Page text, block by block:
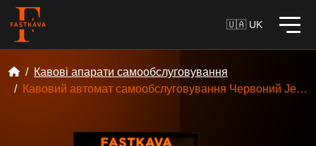
🇺🇦 UK
Кавові апарати самообслуговування
Кавовий автомат самообслуговування Червоний Jetinno JL22